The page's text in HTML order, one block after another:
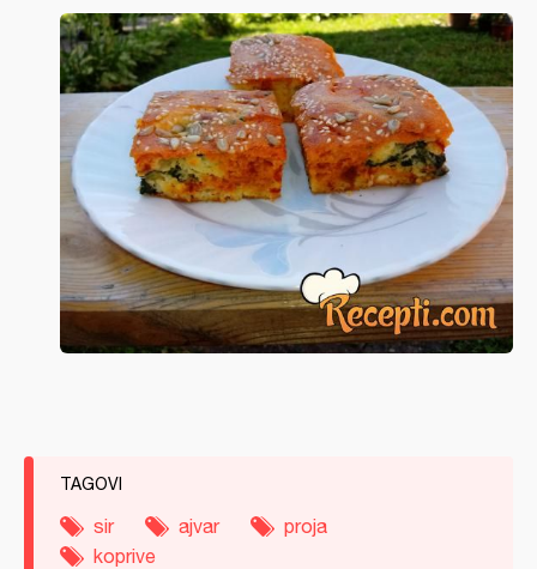
TAGOVI
sir ajvar
proja
koprive